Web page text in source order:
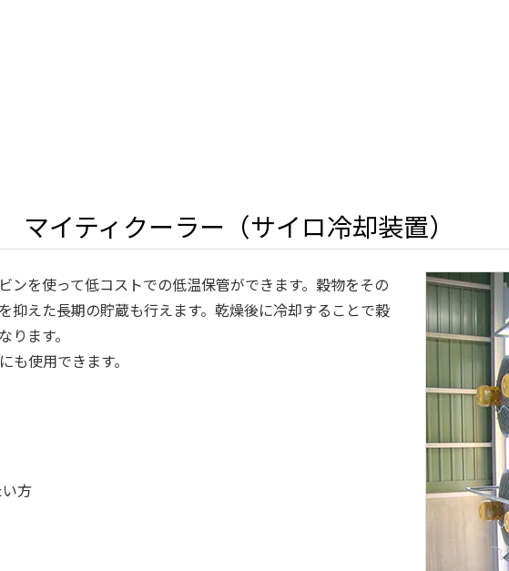
イティクーラー（サイロ冷却装置）
ンを使って低コストでの低温保管ができます。穀物をその
抑えた長期の貯蔵も行えます。乾燥後に冷却することで穀
ます。
使用できます。
方